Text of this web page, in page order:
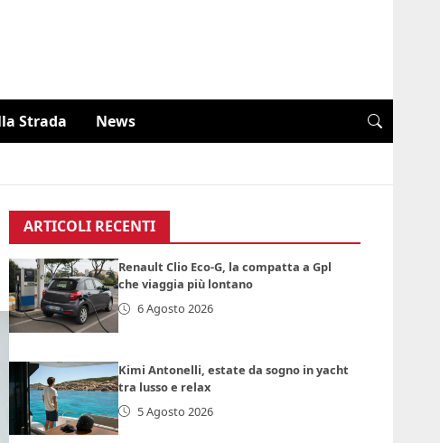
Strada News
ARTICOLI RECENTI
Renault Clio Eco-G, la compatta a Gpl
che viaggia più lontano
6 Agosto 2026
Kimi Antonelli, estate da sogno in yacht
tra lusso e relax
5 Agosto 2026